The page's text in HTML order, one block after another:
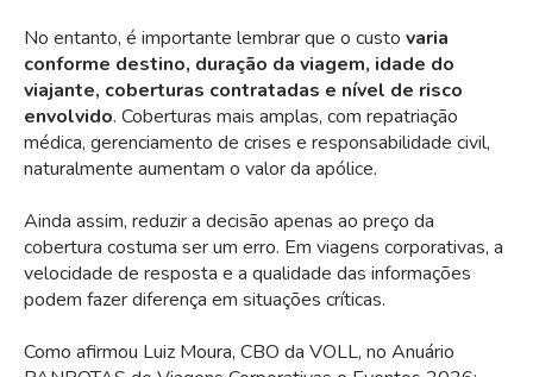
No entanto, é importante lembrar que o custo varia
conforme destino, duração da viagem, idade do
viajante, coberturas contratadas e nível de risco
envolvido. Coberturas mais amplas, com repatriação
médica, gerenciamento de crises e responsabilidade civil,
naturalmente aumentam o valor da apólice.
Ainda assim, reduzir a decisão apenas ao preço da
cobertura costuma ser um erro. Em viagens corporativas, a
velocidade de resposta e a qualidade das informações
podem fazer diferença em situações críticas.
Como afirmou Luiz Moura, CBO da VOLL, no Anuário